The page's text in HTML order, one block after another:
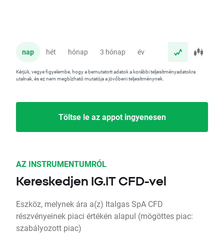
nap hét hónap 3 hónap év
Kérjük, vegye figyelembe, hogy a bemutatott adatok a korábbi teljesítményadatokra
utalnak, és ez nem megbízható mutatója a jövőbeni teljesítménynek.
Töltse le az appot ingyenesen
AZ INSTRUMENTUMRÓL
Kereskedjen IG.IT CFD-vel
Eszköz, melynek ára a(z) Italgas SpA CFD
részvényeinek piaci értékén alapul (mögöttes piac:
szabályozott piac)